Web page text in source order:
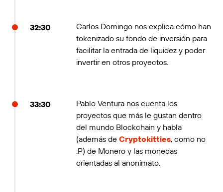
32:30
Carlos Domingo nos explica cómo han
tokenizado su fondo de inversión para
facilitar la entrada de liquidez y poder
invertir en otros proyectos.
33:30
Pablo Ventura nos cuenta los
proyectos que más le gustan dentro
del mundo Blockchain y habla
(además de Cryptokitties, como no
:P) de Monero y las monedas
orientadas al anonimato.